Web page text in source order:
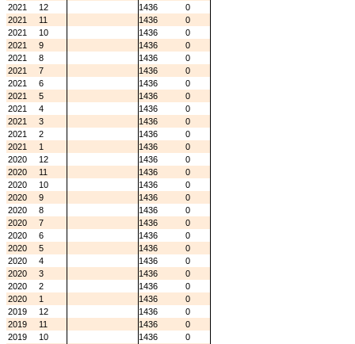
2021
12 1436
0
2021
11 1436
0
2021
10 1436
0
2021
9 1436
0
2021
8 1436
0
2021
7 1436
0
2021
6 1436
0
2021
5 1436
0
2021
4 1436
0
2021
3 1436
0
2021
2 1436
0
2021
1 1436
0
2020
12 1436
0
2020
11 1436
0
2020
10 1436
0
2020
9 1436
0
2020
8 1436
0
2020
7 1436
0
2020
6 1436
0
2020
5 1436
0
2020
4 1436
0
2020
3 1436
0
2020
2 1436
0
2020
1 1436
0
2019
12 1436
0
2019
11 1436
0
2019
10 1436
0